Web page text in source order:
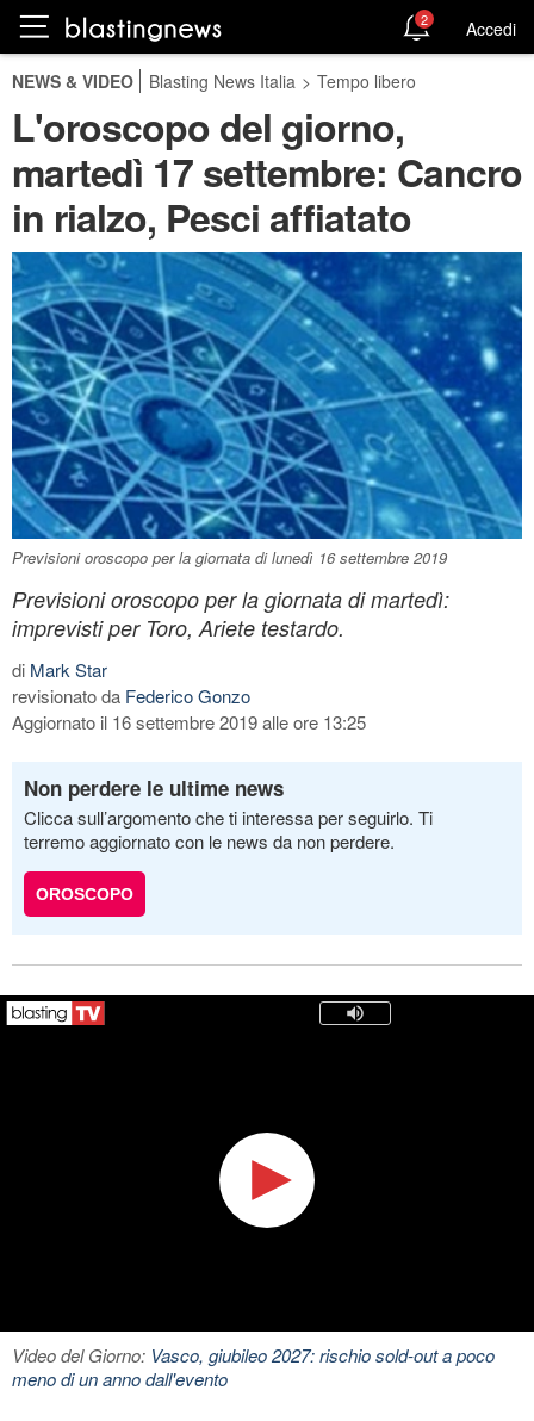
2 Accedi
NEWS & VIDEO Blasting News Italia > Tempo libero
L'oroscopo del giorno,
martedì 17 settembre: Cancro
in rialzo, Pesci affiatato
Previsioni oroscopo per la giornata di lunedì 16 settembre 2019
Previsioni oroscopo per la giornata di martedì:
imprevisti per Toro, Ariete testardo.
di Mark Star
revisionato da Federico Gonzo
Aggiornato il 16 settembre 2019 alle ore 13:25
Non perdere le ultime news
Clicca sull’argomento che ti interessa per seguirlo. Ti
terremo aggiornato con le news da non perdere.
OROSCOPO
Video del Giorno: Vasco, giubileo 2027: rischio sold-out a poco
meno di un anno dall'evento